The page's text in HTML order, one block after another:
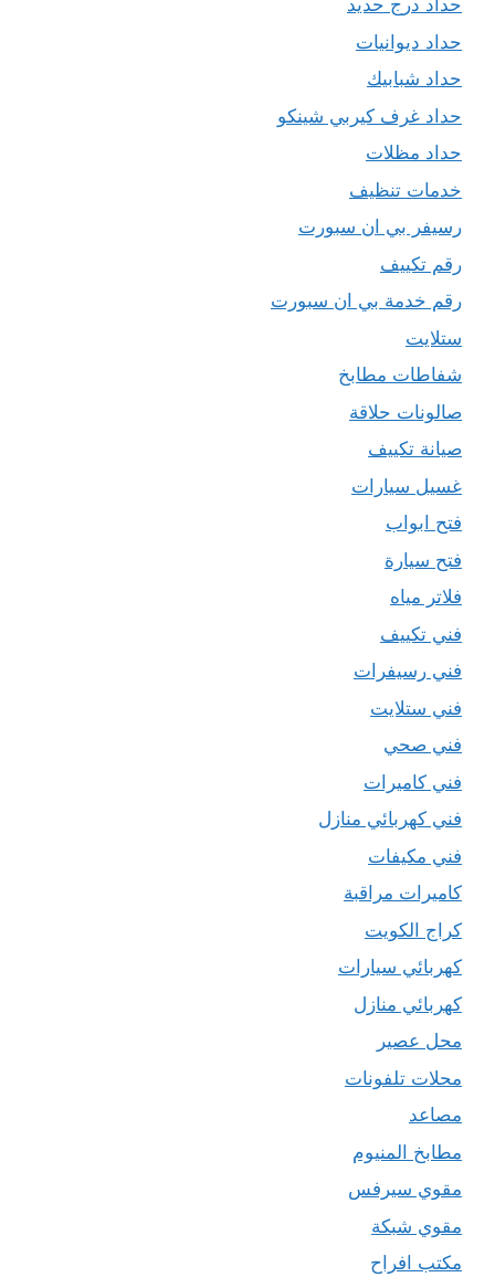
حداد درج حديد
حداد ديوانيات
حداد شبابيك
حداد غرف كيربي شينكو
حداد مظلات
خدمات تنظيف
رسيفر بي ان سبورت
رقم تكييف
رقم خدمة بي ان سبورت
ستلايت
شفاطات مطابخ
صالونات حلاقة
صيانة تكييف
غسيل سيارات
فتح ابواب
فتح سيارة
فلاتر مياه
فني تكييف
فني رسيفرات
فني ستلايت
فني صحي
فني كاميرات
فني كهربائي منازل
فني مكيفات
كاميرات مراقبة
كراج الكويت
كهربائي سيارات
كهربائي منازل
محل عصير
محلات تلفونات
مصاعد
مطابخ المنيوم
مقوي سيرفس
مقوي شبكة
مكتب افراح